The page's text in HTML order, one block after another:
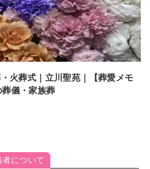
火葬式｜立川聖苑｜【葬愛メモ
葬儀・家族葬
者について